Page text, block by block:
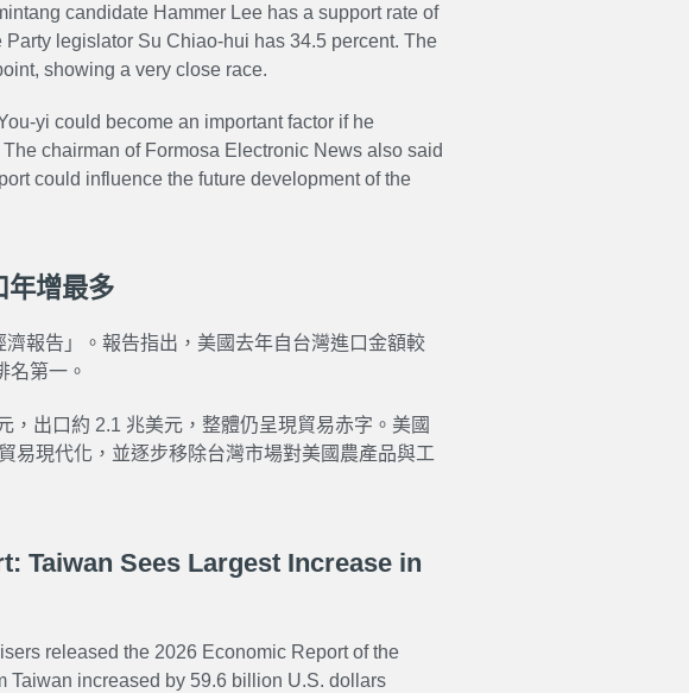
candidate Hammer Lee has a support rate of
legislator Su Chiao-hui has 34.5 percent. The
showing a very close race.
yi could become an important factor if he
chairman of Formosa Electronic News also said
could influence the future development of the
年增最多
報告」。報告指出，美國去年自台灣進口金額較
名第一。
，出口約 2.1 兆美元，整體仍呈現貿易赤字。美國
易現代化，並逐步移除台灣市場對美國農產品與工
Taiwan Sees Largest Increase in
released the 2026 Economic Report of the
Taiwan increased by 59.6 billion U.S. dollars